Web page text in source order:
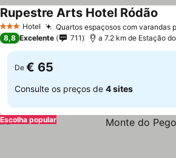
3 EstrelasHotel Quartos espaçosos com varandas
Rupestre Arts Hotel Ródão
8,8 Excelente 711 a 7.2 km de Estação
De € 65
Consulte os preços de 4 sites
Escolha popular